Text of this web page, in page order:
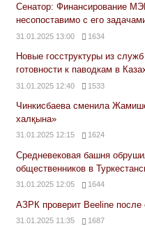
Сенатор: Финансирование
несопоставимо с его
31.01.2025 13:00 1634
Новые госструктуры из
готовности к паводкам в
31.01.2025 12:40 1533
Чинкисбаева сменила
халқына»
31.01.2025 12:15 1624
Средневековая башня
общественников в
31.01.2025 12:05 1644
АЗРК проверит Beeline
31.01.2025 11:35 1687